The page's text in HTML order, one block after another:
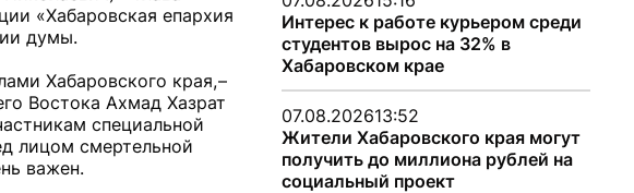
«Хабаровская епархия
думы.
Хабаровского края, –
Востока Ахмад Хазрат
специальной
лицом смертельной
важен.
Интерес к работе курьером среди
студентов вырос на 32% в
Хабаровском крае
07.08.202613:52
Жители Хабаровского края могут
получить до миллиона рублей на
социальный проект